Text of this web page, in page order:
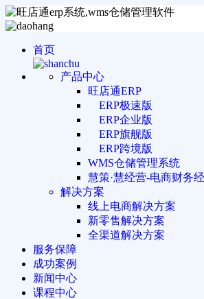
首页
产品中心
旺店通ERP
ERP极速版
ERP企业版
ERP旗舰版
ERP跨境版
WMS仓储管理系统
慧策·慧经营-电商财务
解决方案
线上电商解决方案
新零售解决方案
全渠道解决方案
服务保障
成功案例
新闻中心
课程中心